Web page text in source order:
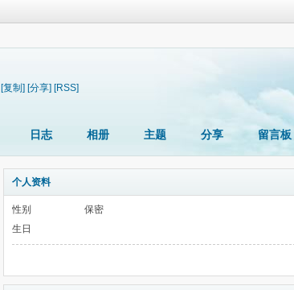
[复制] [分享] [RSS]
日志 相册 主题 分享 留言板
个人资料
性别
保密
生日